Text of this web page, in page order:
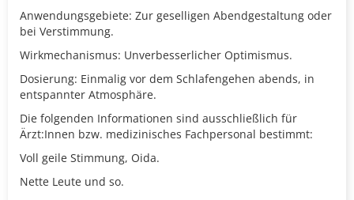
Anwendungsgebiete: Zur geselligen Abendgestaltung oder
bei Verstimmung.
Wirkmechanismus: Unverbesserlicher Optimismus.
Dosierung: Einmalig vor dem Schlafengehen abends, in
entspannter Atmosphäre.
Die folgenden Informationen sind ausschließlich für
Ärzt:Innen bzw. medizinisches Fachpersonal bestimmt:
Voll geile Stimmung, Oida.
Nette Leute und so.